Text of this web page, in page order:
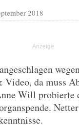
2018
da muss
Will probierte